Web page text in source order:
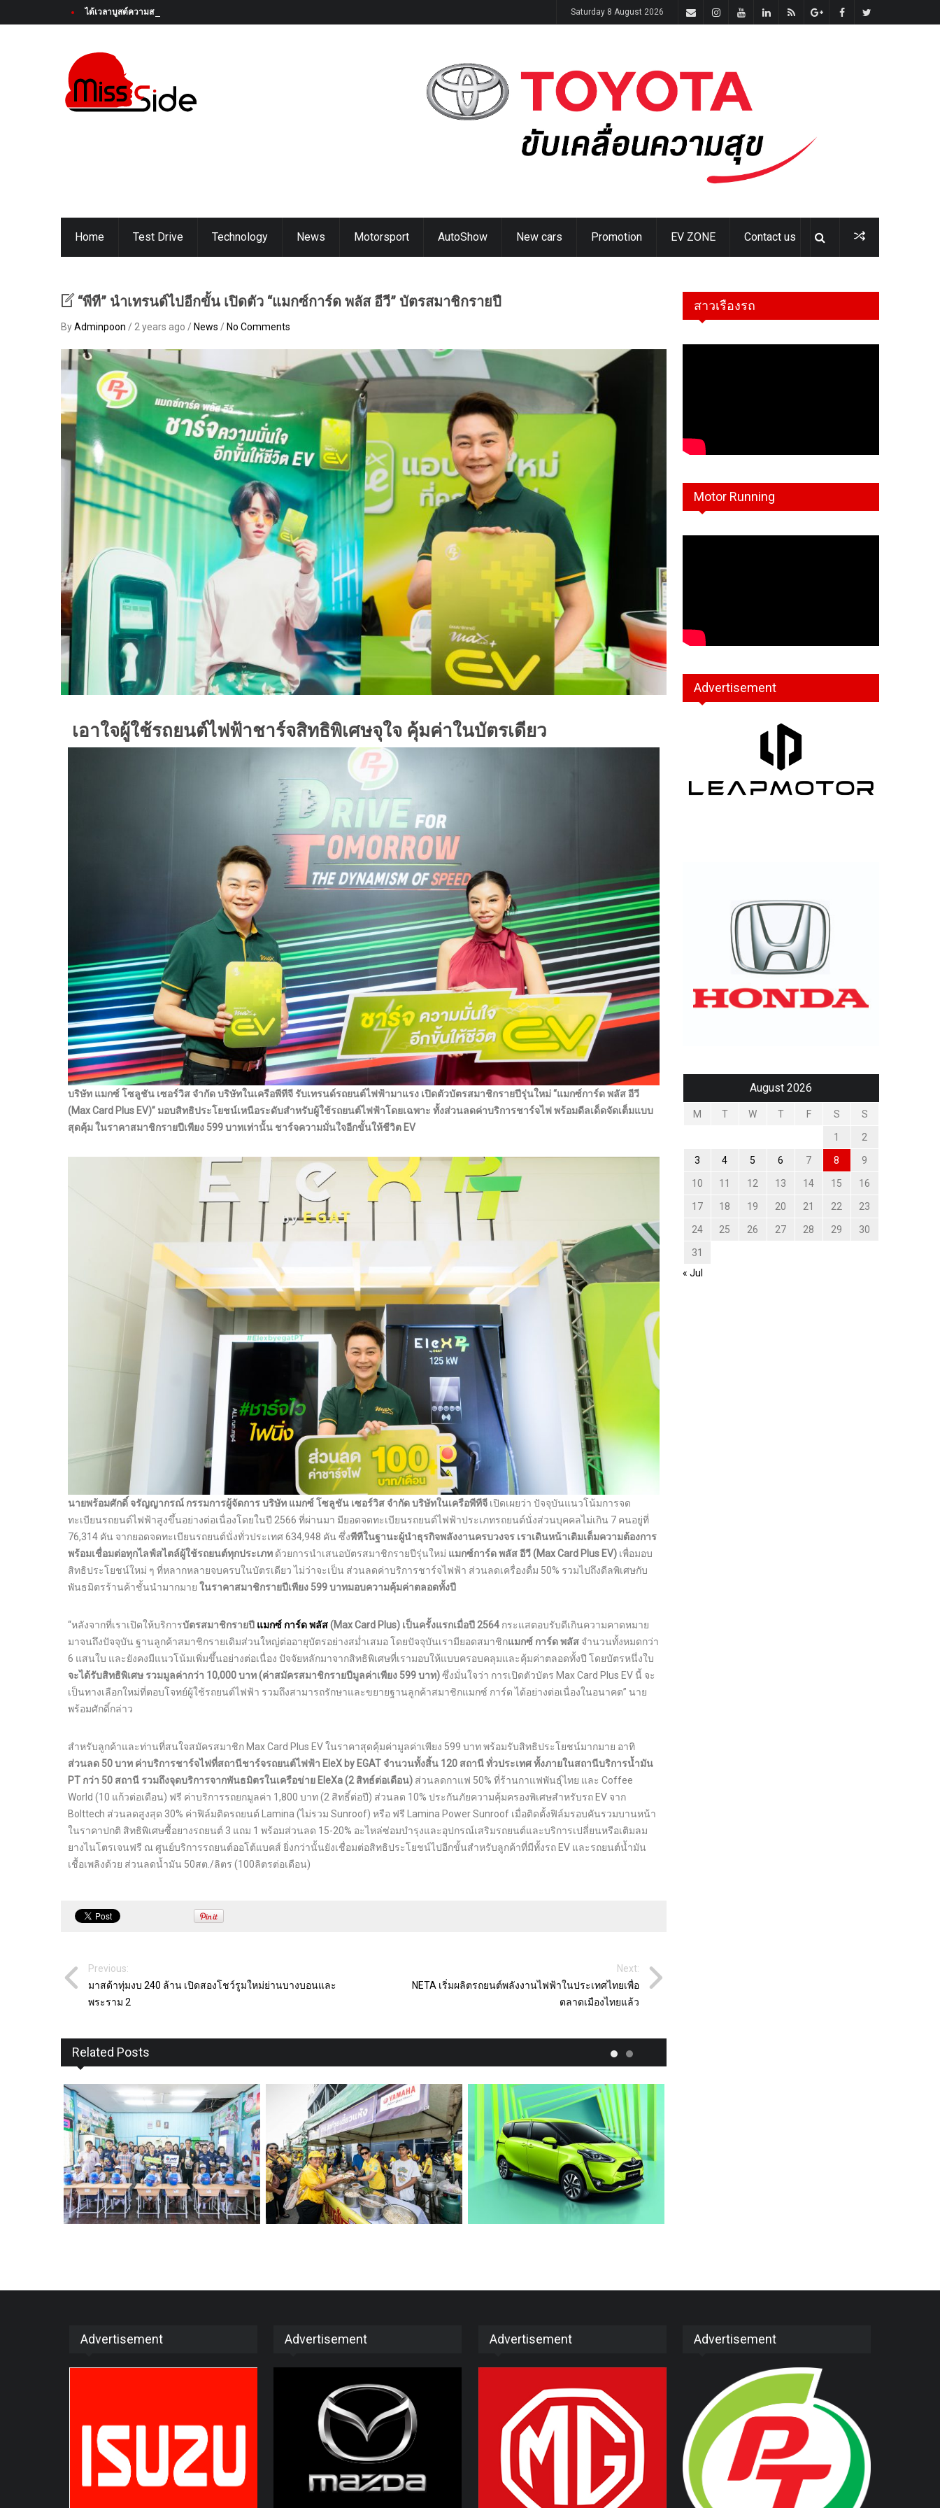
ได้เวลาบูสต์ความสนุกครั้งใหม่! Honda Super-ONE ใหม่ เตรียมเปิดตัวในไทย 14 ส.ค. นี้ Saturday 8 August 2026
Home Test Drive Technology News Motorsport AutoShow New cars Promotion EV ZONE Contact us
“พีที” นำเทรนด์ไปอีกขั้น เปิดตัว “แมกซ์การ์ด พลัส อีวี” บัตรสมาชิกรายปี
ByAdminpoon / 2 years ago / News / No Comments
เอาใจผู้ใช้รถยนต์ไฟฟ้าชาร์จสิทธิพิเศษจุใจ คุ้มค่าในบัตรเดียว
บริษัท แมกซ์ โซลูชัน เซอร์วิส จำกัด บริษัทในเครือพีทีจี รับเทรนด์รถยนต์ไฟฟ้ามาแรง เปิดตัวบัตรสมาชิกรายปีรุ่นใหม่“แมกซ์การ์ด พลัส อีวี
(Max Card Plus EV)” มอบสิทธิประโยชน์เหนือระดับสำหรับผู้ใช้รถยนต์ไฟฟ้าโดยเฉพาะ ทั้งส่วนลดค่าบริการชาร์จไฟ พร้อมดีลเด็ดจัดเต็มแบบ
สุดคุ้ม ในราคาสมาชิกรายปีเพียง 599 บาทเท่านั้น ชาร์จความมั่นใจอีกขั้นให้ชีวิต EV
นายพร้อมศักดิ์ จรัญญากรณ์ กรรมการผู้จัดการ บริษัท แมกซ์ โซลูชัน เซอร์วิส จำกัด บริษัทในเครือพีทีจี เปิดเผยว่า ปัจจุบันแนวโน้มการจด
ทะเบียนรถยนต์ไฟฟ้าสูงขึ้นอย่างต่อเนื่องโดยในปี 2566 ที่ผ่านมา มียอดจดทะเบียนรถยนต์ไฟฟ้าประเภทรถยนต์นั่งส่วนบุคคลไม่เกิน 7 คนอยู่ที่
76,314 คัน จากยอดจดทะเบียนรถยนต์นั่งทั่วประเทศ 634,948 คัน ซึ่งพีทีในฐานะผู้นำธุรกิจพลังงานครบวงจร เราเดินหน้าเติมเต็มความต้องการ
พร้อมเชื่อมต่อทุกไลฟ์สไตล์ผู้ใช้รถยนต์ทุกประเภท ด้วยการนำเสนอบัตรสมาชิกรายปีรุ่นใหม่ แมกซ์การ์ด พลัส อีวี(Max Card Plus EV) เพื่อมอบ
สิทธิประโยชน์ใหม่ ๆ ที่หลากหลายจบครบในบัตรเดียว ไม่ว่าจะเป็น ส่วนลดค่าบริการชาร์จไฟฟ้า ส่วนลดเครื่องดื่ม 50% รวมไปถึงดีลพิเศษกับ
พันธมิตรร้านค้าชั้นนำมากมาย ในราคาสมาชิกรายปีเพียง 599 บาทมอบความคุ้มค่าตลอดทั้งปี
“หลังจากที่เราเปิดให้บริการบัตรสมาชิกรายปี แมกซ์ การ์ด พลัส(Max Card Plus) เป็นครั้งแรกเมื่อปี 2564 กระแสตอบรับดีเกินความคาดหมาย
มาจนถึงปัจจุบัน ฐานลูกค้าสมาชิกรายเดิมส่วนใหญ่ต่ออายุบัตรอย่างสม่ำเสมอ โดยปัจจุบันเรามียอดสมาชิกแมกซ์ การ์ด พลัส จำนวนทั้งหมดกว่า
6 แสนใบ และยังคงมีแนวโน้มเพิ่มขึ้นอย่างต่อเนื่อง ปัจจัยหลักมาจากสิทธิพิเศษที่เรามอบให้แบบครอบคลุมและคุ้มค่าตลอดทั้งปี โดยบัตรหนึ่งใบ
จะได้รับสิทธิพิเศษ รวมมูลค่ากว่า 10,000 บาท(ค่าสมัครสมาชิกรายปีมูลค่าเพียง 599 บาท)ซึ่งมั่นใจว่า การเปิดตัวบัตร Max Card Plus EV นี้ จะ
เป็นทางเลือกใหม่ที่ตอบโจทย์ผู้ใช้รถยนต์ไฟฟ้า รวมถึงสามารถรักษาและขยายฐานลูกค้าสมาชิกแมกซ์ การ์ด ได้อย่างต่อเนื่องในอนาคต” นาย
พร้อมศักดิ์กล่าว
สำหรับลูกค้าและท่านที่สนใจสมัครสมาชิก Max Card Plus EV ในราคาสุดคุ้มค่ามูลค่าเพียง 599 บาท พร้อมรับสิทธิประโยชน์มากมาย อาทิ
ส่วนลด 50 บาท ค่าบริการชาร์จไฟที่สถานีชาร์จรถยนต์ไฟฟ้า EleX by EGAT จำนวนทั้งสิ้น 120 สถานี ทั่วประเทศ ทั้งภายในสถานีบริการน้ำมัน
PT กว่า 50 สถานี รวมถึงจุดบริการจากพันธมิตรในเครือข่าย EleXa (2 สิทธ์ต่อเดือน) ส่วนลดกาแฟ 50% ที่ร้านกาแฟพันธุ์ไทย และ Coffee
World (10 แก้วต่อเดือน) ฟรี ค่าบริการรถยกมูลค่า 1,800 บาท (2 สิทธิ์ต่อปี) ส่วนลด 10% ประกันภัยความคุ้มครองพิเศษสำหรับรถ EV จาก
Bolttech ส่วนลดสูงสุด 30% ค่าฟิล์มติดรถยนต์ Lamina (ไม่รวม Sunroof) หรือ ฟรี Lamina Power Sunroof เมื่อติดตั้งฟิล์มรอบคันรวมบานหน้า
ในราคาปกติ สิทธิพิเศษซื้อยางรถยนต์ 3 แถม 1 พร้อมส่วนลด 15-20% อะไหล่ซ่อมบำรุงและอุปกรณ์เสริมรถยนต์และบริการเปลี่ยนหรือเติมลม
ยางไนโตรเจนฟรี ณ ศูนย์บริการรถยนต์ออโต้แบคส์ ยิ่งกว่านั้นยังเชื่อมต่อสิทธิประโยชน์ไปอีกขั้นสำหรับลูกค้าที่มีทั้งรถ EV และรถยนต์น้ำมัน
เชื้อเพลิงด้วย ส่วนลดน้ำมัน 50สต./ลิตร (100ลิตรต่อเดือน)
Previous:
มาสด้าทุ่มงบ 240 ล้าน เปิดสองโชว์รูมใหม่ย่านบางบอนและ
พระราม 2
Next:
NETA เริ่มผลิตรถยนต์พลังงานไฟฟ้าในประเทศไทยเพื่อ
ตลาดเมืองไทยแล้ว
Related Posts
สาวเรืองรถ
Motor Running
Advertisement
August 2026
M T W T F S S
1 2
3 4 5 6 7 8 9
10 11 12 13 14 15 16
17 18 19 20 21 22 23
24 25 26 27 28 29 30
31
« Jul
Advertisement Advertisement Advertisement Advertisement